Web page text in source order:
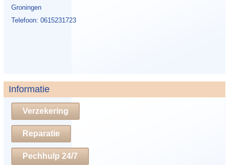
Groningen
Telefoon: 0615231723
Informatie
Verzekering
Reparatie
Pechhulp 24/7